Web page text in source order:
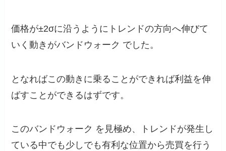
価格が±2σに沿うようにトレンドの方向へ伸びて
いく動きがバンドウォーク でした。
となればこの動きに乗ることができれば利益を伸
ばすことができるはずです。
このバンドウォーク を見極め、トレンドが発生し
ている中でも少しでも有利な位置から売買を行う